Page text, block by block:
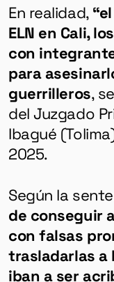
En realidad,
ELN en Cali,
con
para
guerrilleros,
del Juzgado
Ibagué
2025.
Según la
de conseguir
con falsas
trasladarlas a
iban a ser